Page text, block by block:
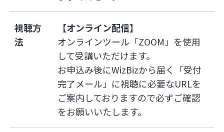
視聴方
法
【オンライン配信】
オンラインツール「ZOOM」を使用
して受講いただけます。
お申込み後にWizBizから届く「受付
完了メール」に視聴に必要なURLを
ご案内しておりますので必ずご確認
をお願いいたします。